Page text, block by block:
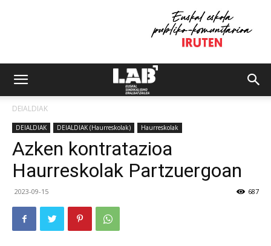
DEIALDIAK
DEIALDIAK DEIALDIAK (Haurreskolak) Haurreskolak
Azken kontratazioa
Haurreskolak Partzuergoan
2023-09-15 687